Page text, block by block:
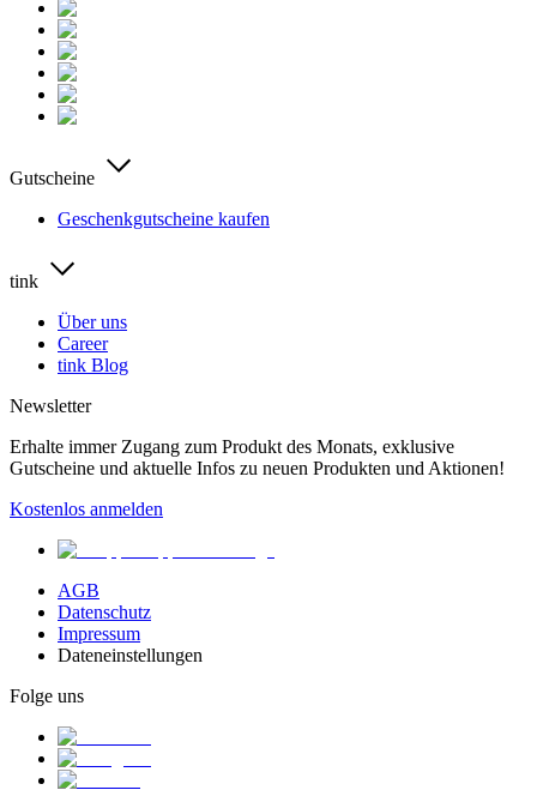
Gutscheine
Geschenkgutscheine kaufen
tink
Über uns
Career
tink Blog
Newsletter
Erhalte immer Zugang zum Produkt des Monats, exklusive
Gutscheine und aktuelle Infos zu neuen Produkten und Aktionen!
Kostenlos anmelden
AGB
Datenschutz
Impressum
Dateneinstellungen
Folge uns